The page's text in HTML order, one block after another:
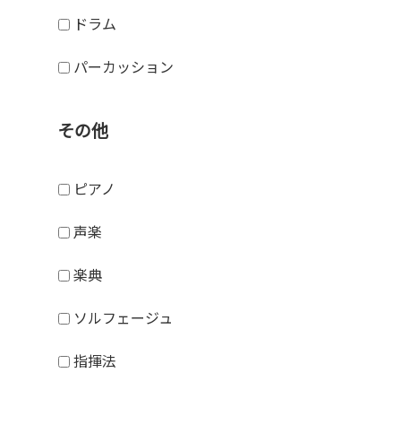
ドラム
パーカッション
その他
ピアノ
声楽
楽典
ソルフェージュ
指揮法